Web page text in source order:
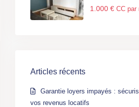
1.000 € CC par
Articles récents
Garantie loyers impayés :
vos revenus locatifs